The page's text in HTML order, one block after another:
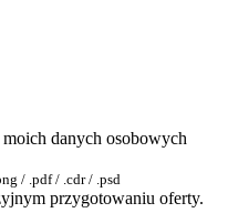
danych osobowych
/ .pdf / .cdr / .psd
przygotowaniu oferty.